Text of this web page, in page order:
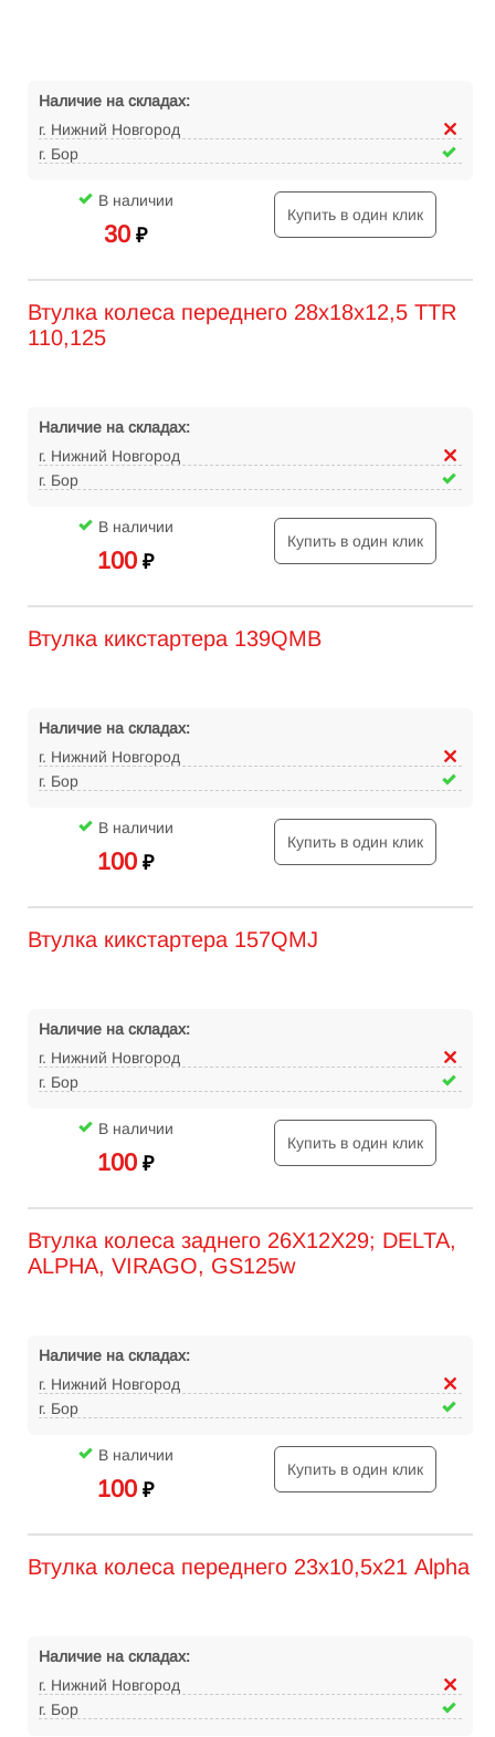
Наличие на складах:
г. Нижний Новгород
г. Бор
В наличии
30 ₽
Купить в один клик
Втулка колеса переднего 28х18х12,5 TTR
110,125
Наличие на складах:
г. Нижний Новгород
г. Бор
В наличии
100 ₽
Купить в один клик
Втулка кикстартера 139QMB
Наличие на складах:
г. Нижний Новгород
г. Бор
В наличии
100 ₽
Купить в один клик
Втулка кикстартера 157QMJ
Наличие на складах:
г. Нижний Новгород
г. Бор
В наличии
100 ₽
Купить в один клик
Втулка колеса заднего 26X12X29; DELTA,
ALPHA, VIRAGO, GS125w
Наличие на складах:
г. Нижний Новгород
г. Бор
В наличии
100 ₽
Купить в один клик
Втулка колеса переднего 23х10,5х21 Alpha
Наличие на складах:
г. Нижний Новгород
г. Бор